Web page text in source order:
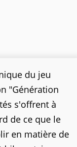
du jeu
"Génération
s'offrent à
de ce que le
en matière de